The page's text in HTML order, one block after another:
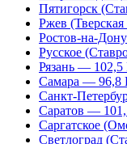
Пятигорск
Ржев
Ростов-на-
Русское
Рязань — 102,5
Самара — 96,8
Санкт-
Саратов —
Саргатское
Светлоград